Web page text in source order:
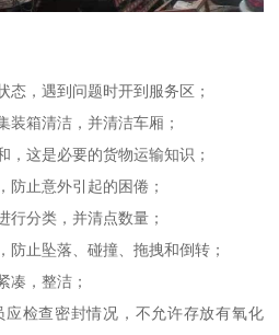
态，遇到问题时开到服务区；
装箱清洁，并清洁车厢；
，这是必要的货物运输知识；
防止意外引起的困倦；
行分类，并清点数量；
防止坠落、碰撞、拖拽和倒转；
凑，整洁；
检查密封情况，不允许存放有氧化